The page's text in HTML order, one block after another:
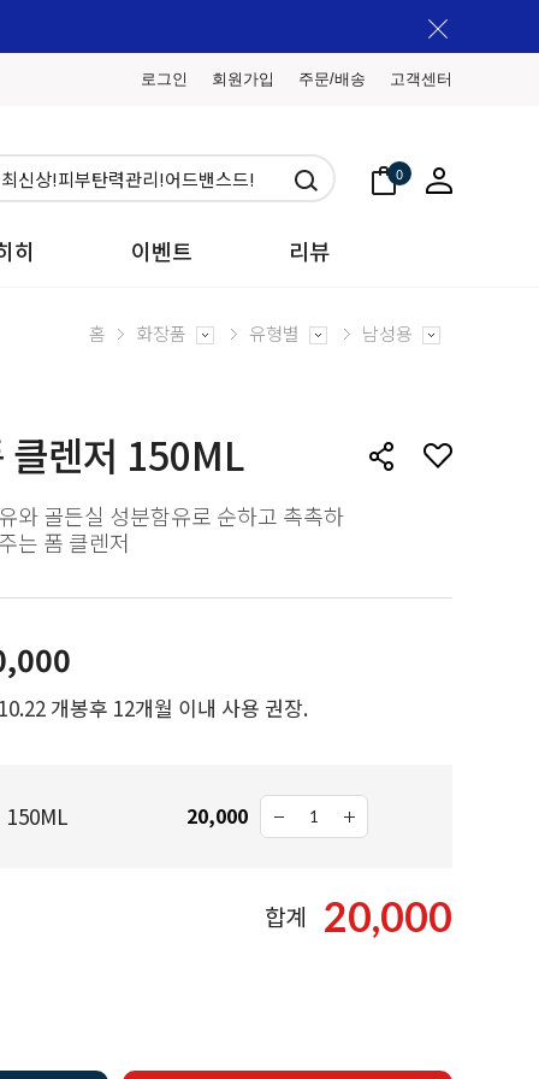
로그인 회원가입 주문/배송 고객센터
0
히 이벤트 리뷰
홈 화장품 유형별 남성용
클렌저 150ML
와 골든실 성분함유로 순하고 촉촉하
는 폼 클렌저
개봉후 12개월 이내 사용 권장.
150ML 20,000
합계 20,000